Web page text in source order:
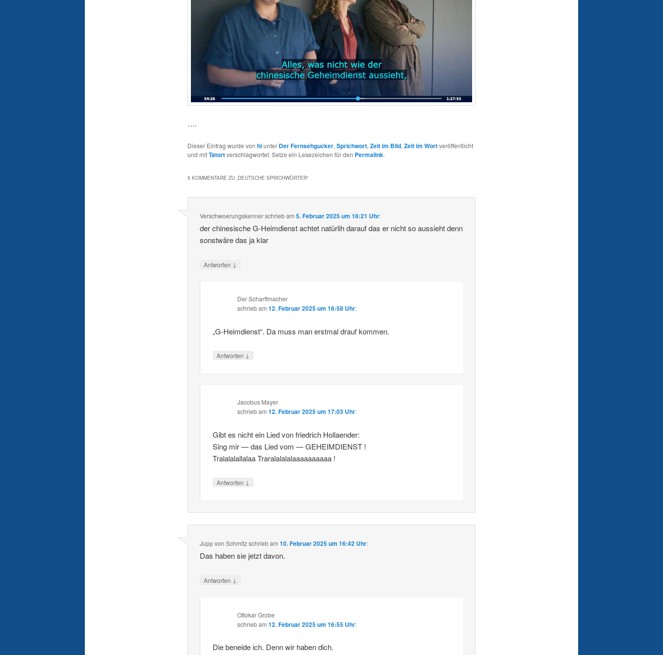
….
Dieser Eintrag wurde von hlunter Der Fernsehgucker,Sprichwort,Zeit im Bild,Zeit im Wortveröffentlicht
und mitTatortverschlagwortet. Setze ein Lesezeichen für den Permalink.
5 KOMMENTARE ZU „ DEUTSCHE SPRICHWÖRTER“
Verschwoerungskennerschriebam5. Februar 2025 um 16:21 Uhr:
der chinesische G-Heimdienst achtet natürlih darauf das er nicht so aussieht denn
sonstwäre das ja klar
Antworten ↓
Der Scharffmacher
schriebam 12. Februar 2025 um 16:58 Uhr:
„G-Heimdienst“. Da muss man erstmal drauf kommen.
Antworten ↓
Jacobus Mayer
schriebam 12. Februar 2025 um 17:03 Uhr:
Gibt es nicht ein Lied von friedrich Hollaender:
Sing mir — das Lied vom — GEHEIMDIENST !
Tralalalallalaa Traralalalalaaaaaaaaaa !
Antworten ↓
Jupp von Schmitzschriebam10. Februar 2025 um 16:42 Uhr:
Das haben sie jetzt davon.
Antworten ↓
Ottokar Grobe
schriebam 12. Februar 2025 um 16:55 Uhr:
Die beneide ich. Denn wir haben dich.